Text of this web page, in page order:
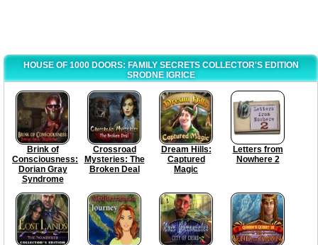
HOUSE OF 1000 DOORS: FAMILY SECRETS COLLECTOR'S EDITION
SRODNE IGRICE
Brink of
Consciousness:
Dorian Gray
Syndrome
Crossroad
Mysteries: The
Broken Deal
Dream Hills:
Captured
Magic
Letters from
Nowhere 2